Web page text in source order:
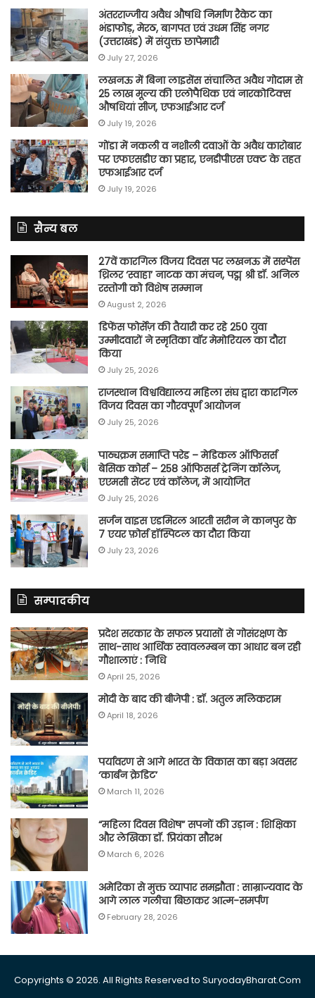
अंतरराज्जीय अवैध औषधि निर्माण रैकेट का
भंडाफोड़, मेरठ, बागपत एवं उधम सिंह नगर
(उत्तराखंड) में संयुक्त छापेमारी
July 27, 2026
लखनऊ में बिना लाइसेंस संचालित अवैध गोदाम से
25 लाख मूल्य की एलोपैथिक एवं नारकोटिक्स
औषधियां सीज, एफआईआर दर्ज
July 19, 2026
गोंडा में नकली व नशीली दवाओं के अवैध कारोबार
पर एफएसडीए का प्रहार, एनडीपीएस एक्ट के तहत
एफआईआर दर्ज
July 19, 2026
सैन्य बल
27वें कारगिल विजय दिवस पर लखनऊ में सस्पेंस
थ्रिलर ‘स्वाहा’ नाटक का मंचन, पद्म श्री डॉ. अनिल
रस्तोगी को विशेष सम्मान
August 2, 2026
डिफेंस फोर्सेज़ की तैयारी कर रहे 250 युवा
उम्मीदवारों ने स्मृतिका वॉर मेमोरियल का दौरा
किया
July 25, 2026
राजस्थान विश्वविद्यालय महिला संघ द्वारा कारगिल
विजय दिवस का गौरवपूर्ण आयोजन
July 25, 2026
पाठ्यक्रम समाप्ति परेड – मेडिकल ऑफिसर्स
बेसिक कोर्स – 258 ऑफिसर्स ट्रेनिंग कॉलेज,
एएमसी सेंटर एवं कॉलेज, में आयोजित
July 25, 2026
सर्जन वाइस एडमिरल आरती सरीन ने कानपुर के
7 एयर फ़ोर्स हॉस्पिटल का दौरा किया
July 23, 2026
सम्पादकीय
प्रदेश सरकार के सफल प्रयासों से गोसंरक्षण के
साथ-साथ आर्थिक स्वावलम्बन का आधार बन रही
गौशालाएं : निधि
April 25, 2026
मोदी के बाद की बीजेपी : डॉ. अतुल मलिकराम
April 18, 2026
पर्यावरण से आगे भारत के विकास का बड़ा अवसर
‘कार्बन क्रेडिट’
March 11, 2026
“महिला दिवस विशेष” सपनों की उड़ान : शिक्षिका
और लेखिका डॉ. प्रियंका सौरभ
March 6, 2026
अमेरिका से मुक्त व्यापार समझौता : साम्राज्यवाद के
आगे लाल गलीचा बिछाकर आत्म-समर्पण
February 28, 2026
Copyrights © 2026. All Rights Reserved to SuryodayBharat.Com